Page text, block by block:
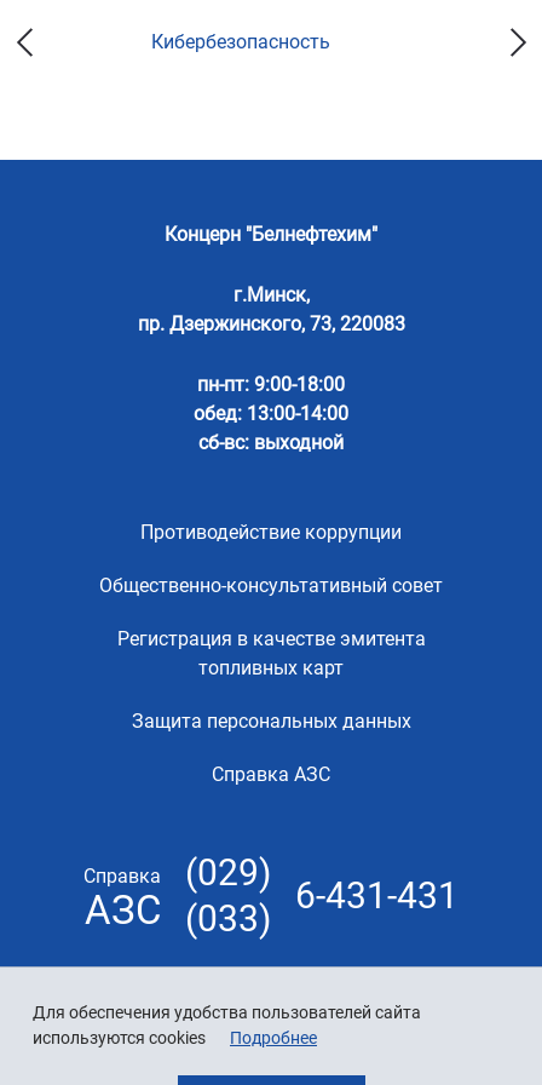
Для обеспечения удобства пользователей сайта
используются cookies
Подробнее
Кибербезопасность
Концерн "Белнефтехим"
г.Минск,
пр. Дзержинского, 73, 220083
пн-пт: 9:00-18:00
обед: 13:00-14:00
сб-вс: выходной
Противодействие коррупции
Общественно-консультативный совет
Регистрация в качестве эмитента
топливных карт
Защита персональных данных
Справка АЗС
Справка
АЗС
(029)
(033)
6-431-431